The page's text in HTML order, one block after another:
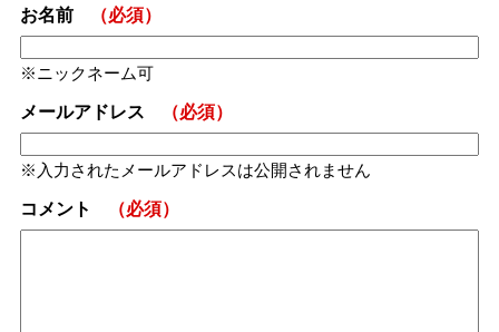
お名前 （必須）
ニックネーム可
メールアドレス （必須）
入力されたメールアドレスは公開されません
コメント （必須）